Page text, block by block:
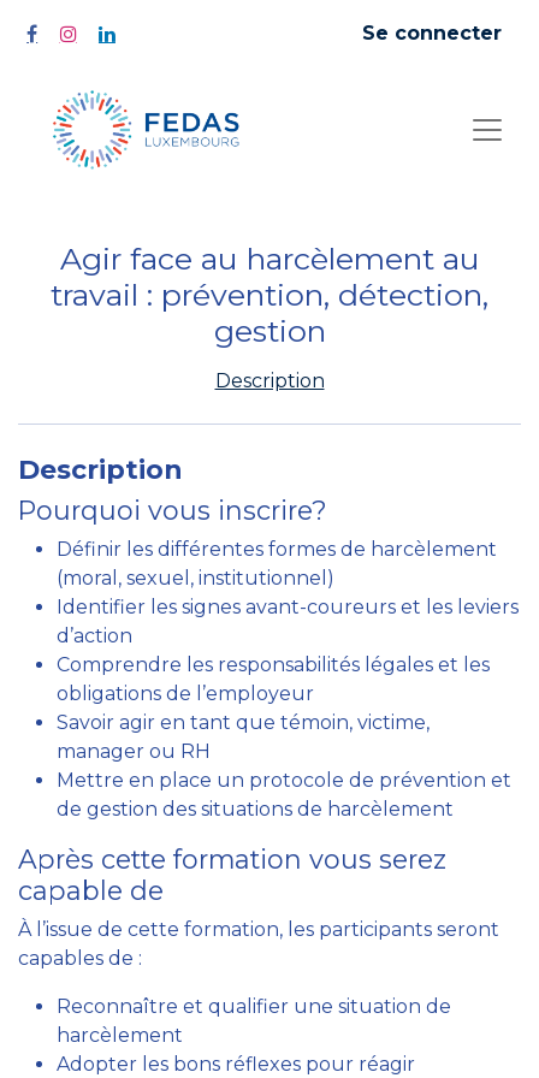
Se connecter
Agir face au harcèlement au
travail : prévention, détection,
gestion
Description
Description
Pourquoi vous inscrire?
Définir les différentes formes de harcèlement
(moral, sexuel, institutionnel)
Identifier les signes avant-coureurs et les leviers
d’action
Comprendre les responsabilités légales et les
obligations de l’employeur
Savoir agir en tant que témoin, victime,
manager ou RH
Mettre en place un protocole de prévention et
de gestion des situations de harcèlement
Après cette formation vous serez
capable de
À l’issue de cette formation, les participants seront
capables de :
Reconnaître et qualifier une situation de
harcèlement
Adopter les bons réflexes pour réagir